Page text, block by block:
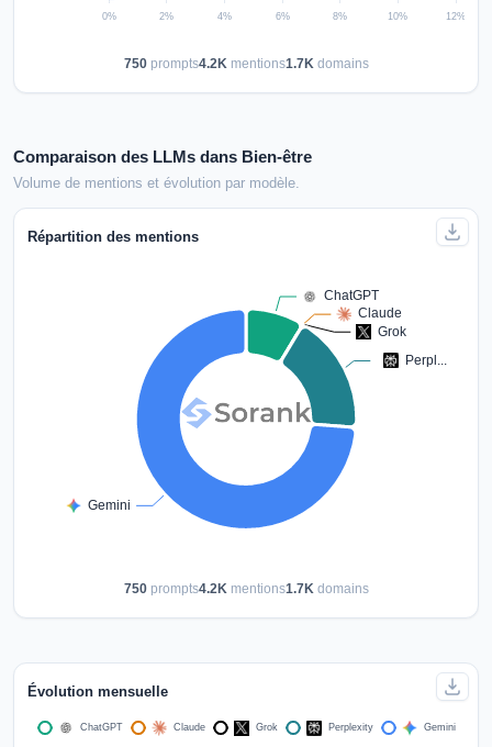
750prompts4.2Kmentions1.7Kdomains
Comparaison des LLMs dans Bien-être
Volume de mentions et évolution par modèle.
Répartition des mentions
750prompts4.2Kmentions1.7Kdomains
Évolution mensuelle